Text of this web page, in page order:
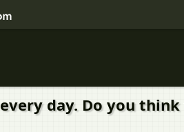
day. Do you